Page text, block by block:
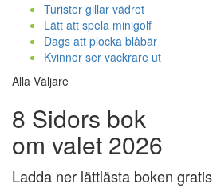
Turister gillar vädret
Lätt att spela minigolf
Dags att plocka blåbär
Kvinnor ser vackrare ut
Alla Väljare
8 Sidors bok
om valet 2026
Ladda ner lättlästa boken gratis